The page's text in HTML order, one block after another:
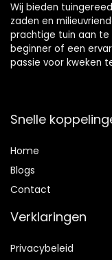
Wij bieden
zaden en
prachtige tuin aan te
beginner of een
passie voor kweken
Snelle
Home
Blogs
Contact
Verklaringen
Privacybeleid